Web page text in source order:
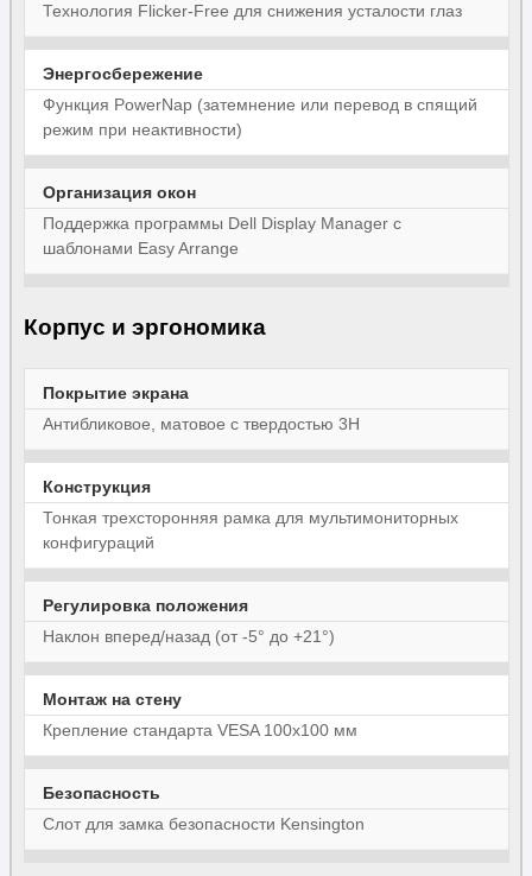
Технология Flicker-Free для снижения усталости глаз
Энергосбережение
Функция PowerNap (затемнение или перевод в спящий
режим при неактивности)
Организация окон
Поддержка программы Dell Display Manager с
шаблонами Easy Arrange
Корпус и эргономика
Покрытие экрана
Антибликовое, матовое с твердостью 3H
Конструкция
Тонкая трехсторонняя рамка для мультимониторных
конфигураций
Регулировка положения
Наклон вперед/назад (от -5° до +21°)
Монтаж на стену
Крепление стандарта VESA 100x100 мм
Безопасность
Слот для замка безопасности Kensington